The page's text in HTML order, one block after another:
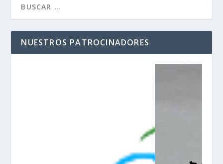
NUESTROS PATROCINADORES